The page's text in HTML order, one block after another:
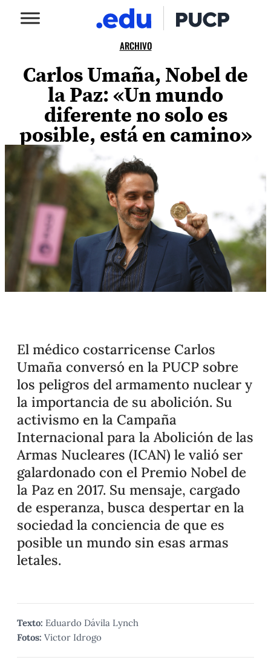
ARCHIVO
Carlos Umaña, Nobel de
la Paz: «Un mundo
diferente no solo es
posible, está en camino»
El médico costarricense Carlos
Umaña conversó en la PUCP sobre
los peligros del armamento nuclear y
la importancia de su abolición. Su
activismo en la Campaña
Internacional para la Abolición de las
Armas Nucleares (ICAN) le valió ser
galardonado con el Premio Nobel de
la Paz en 2017. Su mensaje, cargado
de esperanza, busca despertar en la
sociedad la conciencia de que es
posible un mundo sin esas armas
letales.
Texto: Eduardo Dávila Lynch
Fotos: Victor Idrogo